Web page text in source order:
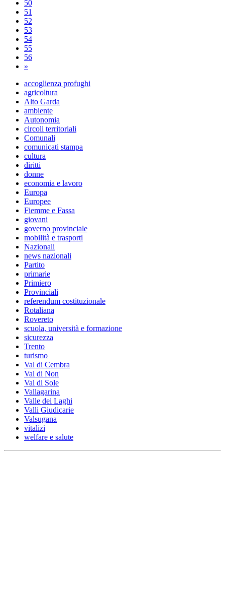
50
51
52
53
54
55
56
»
accoglienza profughi
agricoltura
Alto Garda
ambiente
Autonomia
circoli territoriali
Comunali
comunicati stampa
cultura
diritti
donne
economia e lavoro
Europa
Europee
Fiemme e Fassa
giovani
governo provinciale
mobilità e trasporti
Nazionali
news nazionali
Partito
primarie
Primiero
Provinciali
referendum costituzionale
Rotaliana
Rovereto
scuola, università e formazione
sicurezza
Trento
turismo
Val di Cembra
Val di Non
Val di Sole
Vallagarina
Valle dei Laghi
Valli Giudicarie
Valsugana
vitalizi
welfare e salute